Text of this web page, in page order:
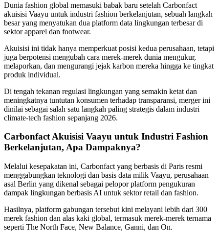
Dunia fashion global memasuki babak baru setelah Carbonfact
akuisisi Vaayu untuk industri fashion berkelanjutan, sebuah langkah
besar yang menyatukan dua platform data lingkungan terbesar di
sektor apparel dan footwear.
Akuisisi ini tidak hanya memperkuat posisi kedua perusahaan, tetapi
juga berpotensi mengubah cara merek-merek dunia mengukur,
melaporkan, dan mengurangi jejak karbon mereka hingga ke tingkat
produk individual.
Di tengah tekanan regulasi lingkungan yang semakin ketat dan
meningkatnya tuntutan konsumen terhadap transparansi, merger ini
dinilai sebagai salah satu langkah paling strategis dalam industri
climate-tech fashion sepanjang 2026.
Carbonfact Akuisisi Vaayu untuk Industri Fashion
Berkelanjutan, Apa Dampaknya?
Melalui kesepakatan ini, Carbonfact yang berbasis di Paris resmi
menggabungkan teknologi dan basis data milik Vaayu, perusahaan
asal Berlin yang dikenal sebagai pelopor platform pengukuran
dampak lingkungan berbasis AI untuk sektor retail dan fashion.
Hasilnya, platform gabungan tersebut kini melayani lebih dari 300
merek fashion dan alas kaki global, termasuk merek-merek ternama
seperti The North Face, New Balance, Ganni, dan On.